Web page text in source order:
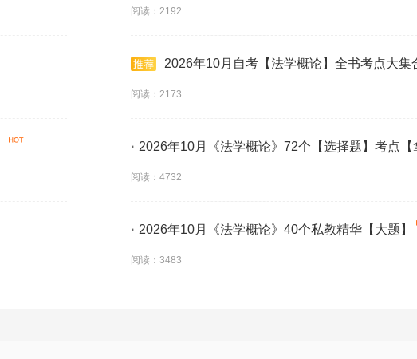
阅读：2192
2026年10月自考【法学概论】全书考点大集
阅读：2173
· 2026年10月《法学概论》72个【选择题】考点【
阅读：4732
· 2026年10月《法学概论》40个私教精华【大题】
阅读：3483